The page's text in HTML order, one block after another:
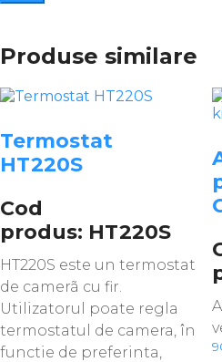
Produse similare
Termostat
HT220S
Cod
produs: HT220S
HT220S este un termostat
de camerã cu fir.
Utilizatorul poate regla
termostatul de camera, în
functie de preferinta,